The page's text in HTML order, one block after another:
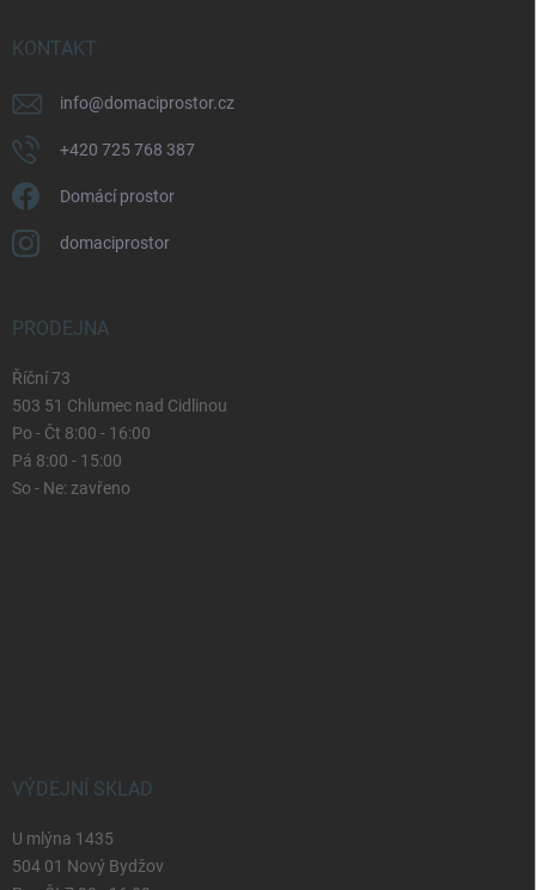
KONTAKT
info@domaciprostor.cz
+420 725 768 387
Domácí prostor
domaciprostor
PRODEJNA
Říční 73
503 51 Chlumec nad Cidlinou
Po - Čt 8:00 - 16:00
Pá 8:00 - 15:00
So - Ne: zavřeno
VÝDEJNÍ SKLAD
U mlýna 1435
504 01 Nový Bydžov